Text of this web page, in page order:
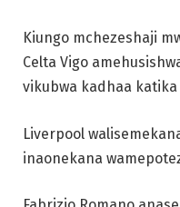
Kiungo mchezeshaji
Celta Vigo
vikubwa kadhaa
Liverpool
inaonekana